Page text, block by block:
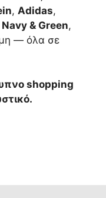
, Adidas,
Navy & Green,
— όλα σε
shopping